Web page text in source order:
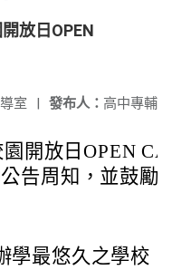
放日OPEN
發布人： 高中專輔
室 |
開放日OPEN
告周知，並鼓勵
學最悠久之學校